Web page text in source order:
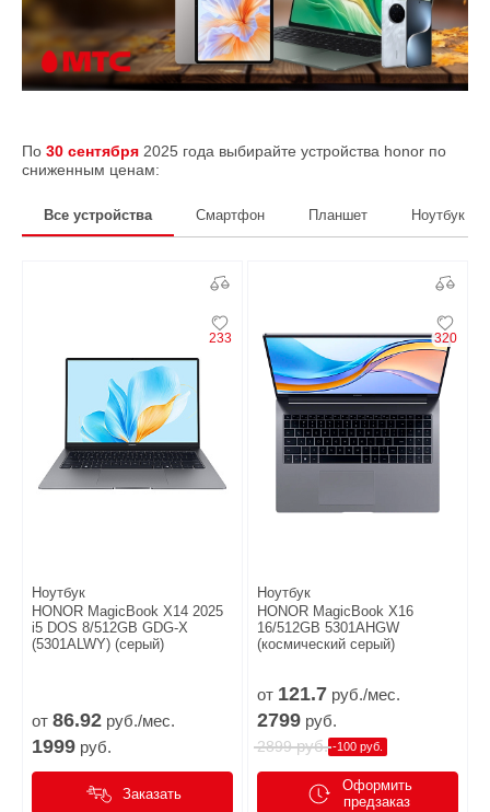
По 30 сентября 2025 года выбирайте устройства honor по
сниженным ценам:
Все устройства Смартфон Планшет Ноутбук
233
Ноутбук
HONOR MagicBook X14 2025
i5 DOS 8/512GB GDG-X
(5301ALWY) (серый)
от 86.92 руб./мес.
1999 руб.
Заказать
320
Ноутбук
HONOR MagicBook X16
16/512GB 5301AHGW
(космический серый)
от 121.7 руб./мес.
2799 руб.
2899руб. -100 руб.
Оформить
предзаказ